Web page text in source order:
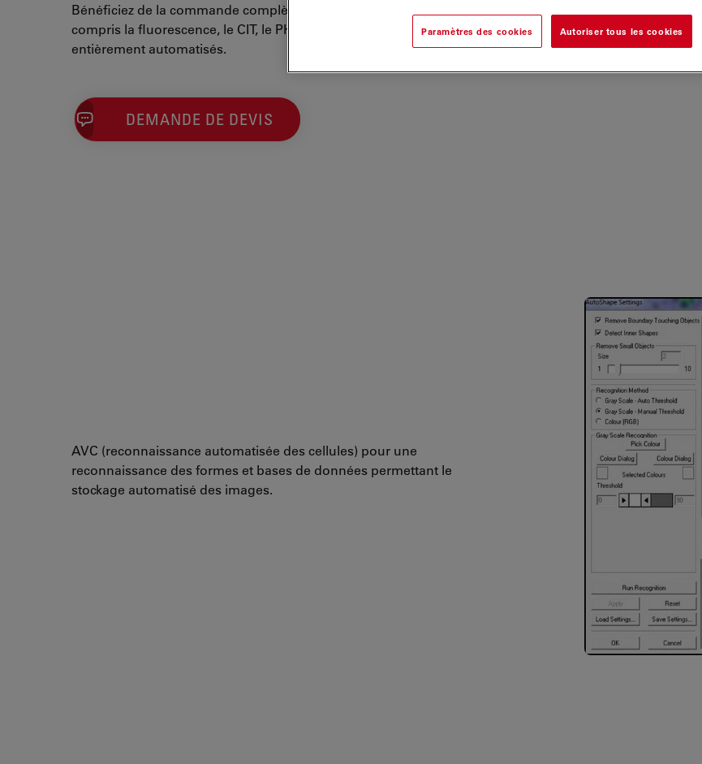
Bénéficiez de la commande complète du microscope, y
compris la fluorescence, le CIT, le PH et le POL
entièrement automatisés.
DEMANDE DE DEVIS
Logiciel de microdissection au laser
AVC (reconnaissance automatisée des cellules) pour une
reconnaissance des formes et bases de données permettant le
stockage automatisé des images.
Paramètres des cookies Autoriser tous les cookies